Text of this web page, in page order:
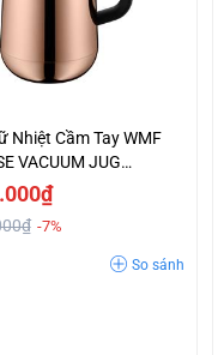
Nhiệt Cầm Tay WMF
VACUUM JUG
0690666600
-7%
So sánh